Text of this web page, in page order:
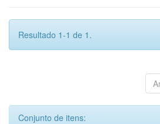
Resultado 1-1 de 1.
Conjunto de itens: